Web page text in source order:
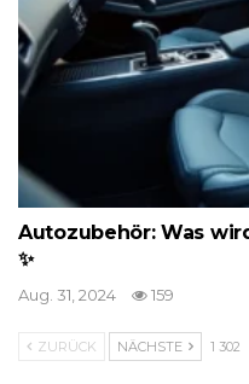
Autozubehör: Was
✨
Aug. 31, 2024 159
ZURÜCK NÄCHSTE 1 302